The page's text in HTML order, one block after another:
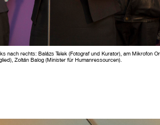
nach rechts: Balázs Telek (Fotograf und Kurator), am Mikrofon
Zoltán Balog (Minister für Humanressourcen).